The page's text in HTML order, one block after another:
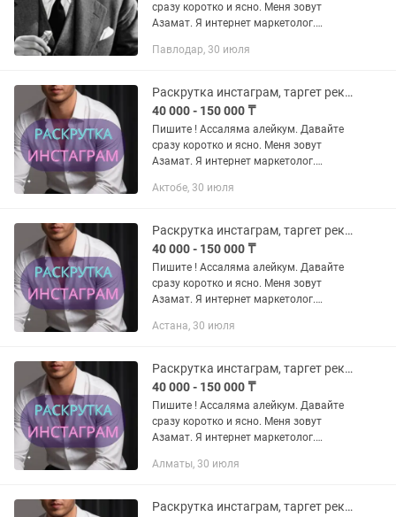
сразу коротко и ясно. Меня зовут
Азамат. Я интернет маркетолог.
результат - честно и качественно -
Павлодар, 30 июля
Раскрутка инстаграм, таргет реклама, смм, таргетолог, сайт, дизайн
40 000 - 150 000 ₸
Пишите ! Ассаляма алейкум. Давайте
сразу коротко и ясно. Меня зовут
Азамат. Я интернет маркетолог.
результат - честно и качественно -
Актобе, 30 июля
Раскрутка инстаграм, таргет реклама, смм, таргетолог, сайт, дизайн
40 000 - 150 000 ₸
Пишите ! Ассаляма алейкум. Давайте
сразу коротко и ясно. Меня зовут
Азамат. Я интернет маркетолог.
результат - честно и качественно -
Астана, 30 июля
Раскрутка инстаграм, таргет реклама, смм, таргетолог, сайт, дизайн
40 000 - 150 000 ₸
Пишите ! Ассаляма алейкум. Давайте
сразу коротко и ясно. Меня зовут
Азамат. Я интернет маркетолог.
результат - честно и качественно -
Алматы, 30 июля
Раскрутка инстаграм, таргет реклама, смм, таргетолог, сайт, дизайн